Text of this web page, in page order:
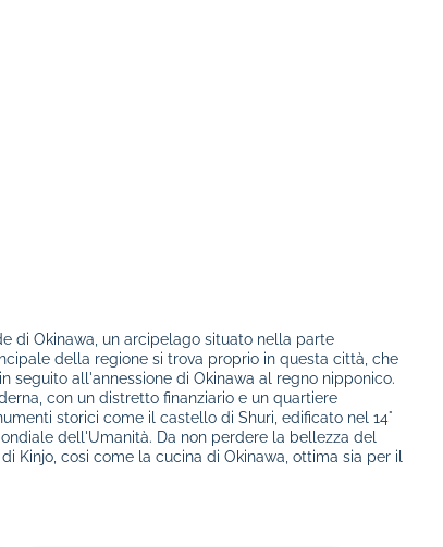
di Okinawa, un arcipelago situato nella parte
della regione si trova proprio in questa città, che
seguito all'annessione di Okinawa al regno nipponico.
con un distretto finanziario e un quartiere
storici come il castello di Shuri, edificato nel 14°
dell'Umanità. Da non perdere la bellezza del
Kinjo, cosi come la cucina di Okinawa, ottima sia per il